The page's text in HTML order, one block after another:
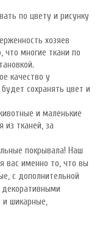
по цвету и рисунку
хозяев
что многие ткани по
качество у
сохранять цвет и
и маленькие
из тканей, за
покрывала! Наш
вас именно то, что вы
с дополнительной
и шикарные,